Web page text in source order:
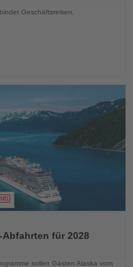
Geschäftsreisen,
für 2028
sollen Gästen Alaska vom